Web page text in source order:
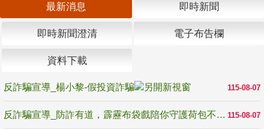
最新消息 即時新聞
即時新聞澄清 電子布告欄
資料下載
115-08-07
反詐騙宣導_楊小黎-假投資詐騙
115-08-07
反詐騙宣導_防詐有道，霹靂布袋戲陪你守護荷包不受騙